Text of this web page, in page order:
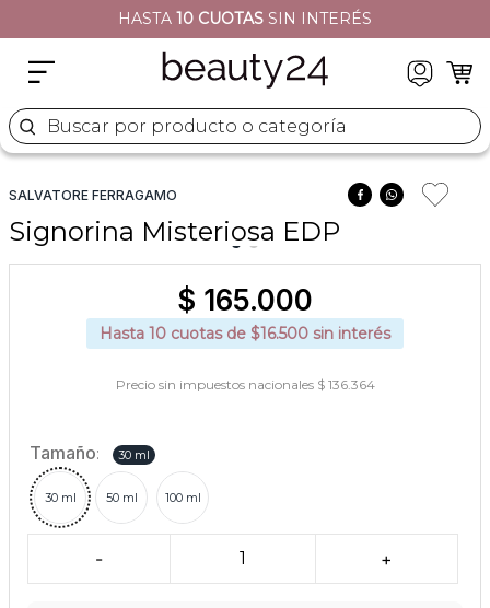
HASTA 10 CUOTAS SIN INTERÉS
Buscar por producto o categoría
SALVATORE FERRAGAMO
Signorina Misteriosa EDP
$ 165.000
Hasta 10 cuotas de $16.500 sin interés
Precio sin impuestos nacionales $ 136.364
Tamaño: 30 ml
30 ml 50 ml 100 ml
- 1 +
naj oleari
5. versace